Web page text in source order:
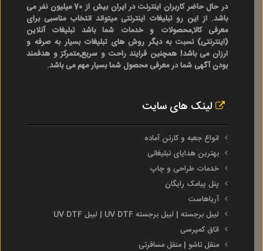
در حال حاضر کاربران اینترنت در ایران بیش از 70 میلیون نفر می
باشد. از این رو تبلیغات اینترنتی میتواند انتخاب مناسبی برای
معرفی کالا,محصولات و خدمات شما باشد تبلیغات آنلاین
(اینترنتی) نسبت به دیگر روش های تبلیغات بسیار به صرفه و
ارزان می باشد! همچنین فرایند راحت و سریع,متمرکز و هدفمند
بودن آگهی شما در معرفی محصول شما بسیار مهم می باشد.
لینک های سایت
انواع جعبه و کارتن آماده
بهترین هدایای تبلیغاتی
خدمات طراحی و چاپ
پنل پیامک رایگان
آریاهاست
لیبل برجسته | لیبل برجسته UV DTF | لیبل UV DTF
اتاق کمپرسی
منقل تاشو | منقل مسافرتی